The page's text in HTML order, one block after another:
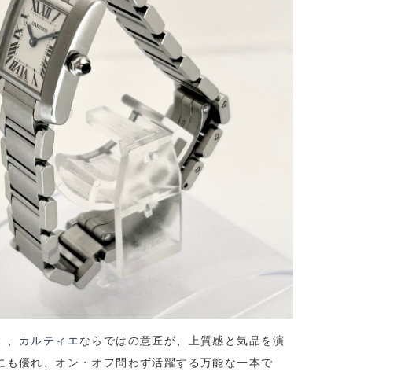
カルティエならではの意匠が、上質感と気品を演
も優れ、オン・オフ問わず活躍する万能な一本で